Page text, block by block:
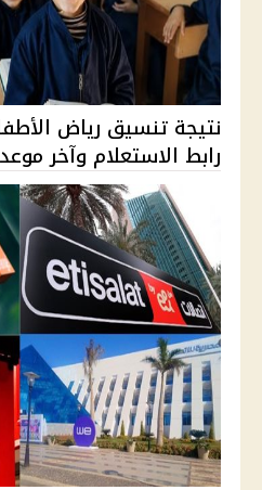
نتيجة تنسيق رياض
رابط الاستعلام وآخر